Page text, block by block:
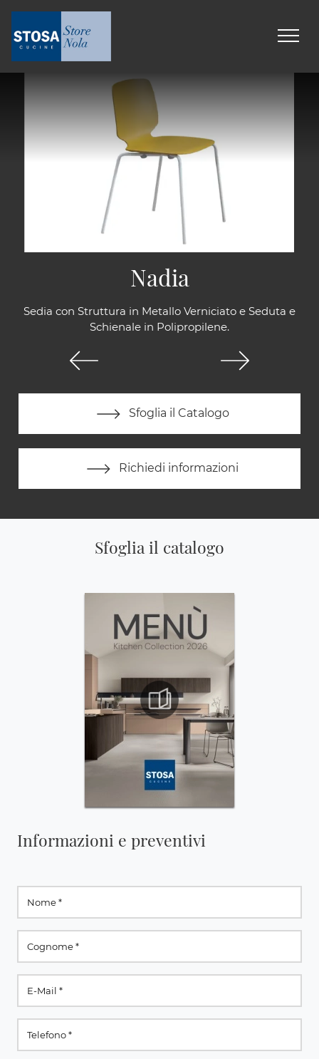
Sedia con Struttura in Metallo Verniciato e Seduta e
Schienale in Polipropilene.
Sfoglia il Catalogo
Richiedi informazioni
Nadia
Sfoglia il catalogo
Informazioni e preventivi